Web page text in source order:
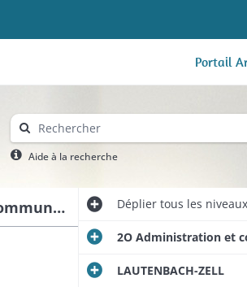
Portail
Aide à la recherche
2O Administration et comptabilité communales Dépliertous les niveaux
2O Administration et
LAUTENBACH-ZELL